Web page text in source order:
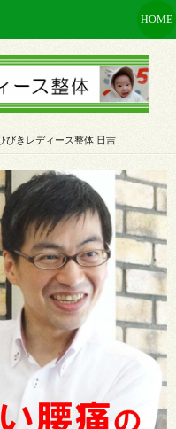
びきレディース整体 日吉
HOME